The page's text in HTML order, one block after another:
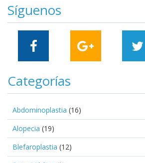
Síguenos
Categorías
Abdominoplastia (16)
Alopecia (19)
Blefaroplastia (12)